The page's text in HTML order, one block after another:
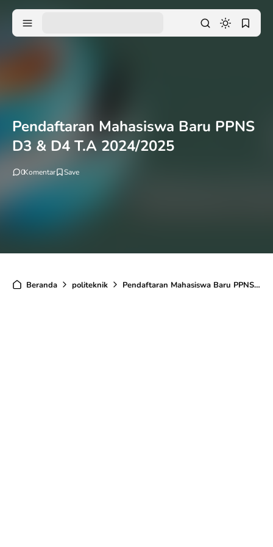
Pendaftaran Mahasiswa Baru PPNS
D3 & D4 T.A 2024/2025
0Komentar
Beranda politeknik Pendaftaran Mahasiswa Baru PPNS D3 & D4 T.A 2024/2025